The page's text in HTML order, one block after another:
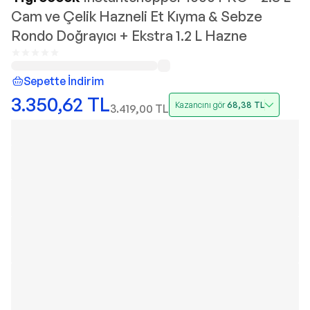
Cam ve Çelik Hazneli Et Kıyma & Sebze
Rondo Doğrayıcı + Ekstra 1.2 L Hazne
Sepette İndirim
3.350,62 TL3.419,00 TL Kazancını gör68,38 TL